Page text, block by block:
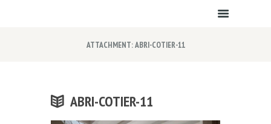
ATTACHMENT: ABRI-COTIER-11
ABRI-COTIER-11